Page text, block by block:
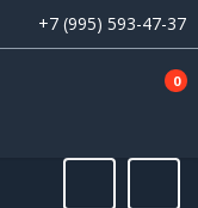
+7 (995) 593-47-37
0